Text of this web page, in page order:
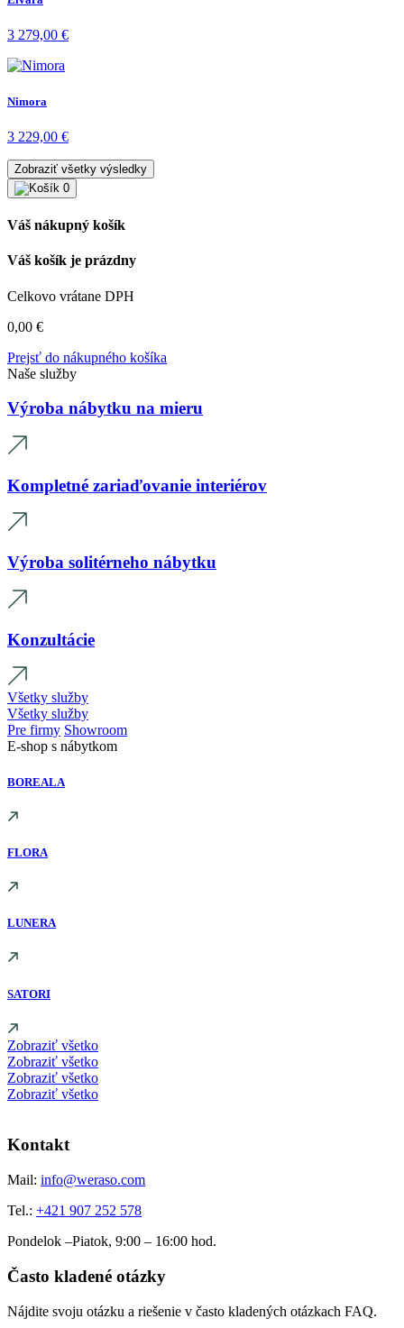
3 279,00 €
Nimora
3 229,00 €
Zobraziť všetky výsledky
0
Váš nákupný košík
Váš košík je prázdny
Celkovo vrátane DPH
0,00 €
Prejsť do nákupného košíka
Naše služby
Výroba nábytku na mieru
Kompletné zariaďovanie interiérov
Výroba solitérneho nábytku
Konzultácie
Všetky služby
Všetky služby
Pre firmy Showroom
E-shop s nábytkom
BOREALA
FLORA
LUNERA
SATORI
Zobraziť všetko
Zobraziť všetko
Zobraziť všetko
Zobraziť všetko
Kontakt
Mail: info@weraso.com
Tel.: +421 907 252 578
Pondelok –Piatok, 9:00 – 16:00 hod.
Často kladené otázky
Nájdite svoju otázku a riešenie v často kladených otázkach FAQ.